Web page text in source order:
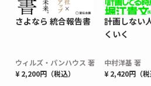
さよなら 統合報告書
ウィルズ・パンハウス 著
¥ 2,200円（税込）
計画しない
くいく
中村洋基 著
¥ 2,420円（税